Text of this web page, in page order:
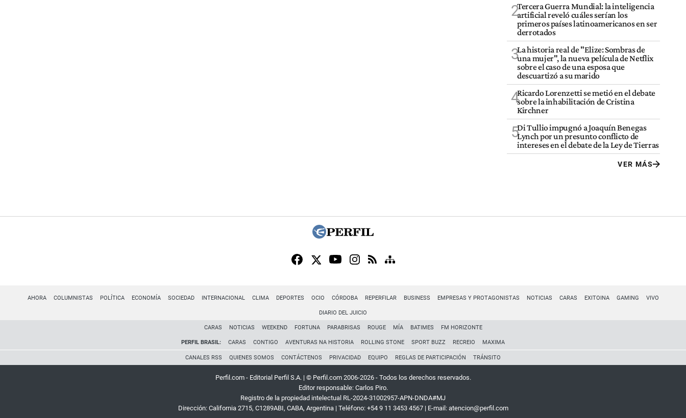
2Tercera Guerra Mundial: la inteligencia
artificial reveló cuáles serían los
primeros países latinoamericanos en ser
derrotados
3La historia real de "Elize: Sombras de
una mujer", la nueva película de Netflix
sobre el caso de una esposa que
descuartizó a su marido
4Ricardo Lorenzetti se metió en el debate
sobre la inhabilitación de Cristina
Kirchner
5Di Tullio impugnó a Joaquín Benegas
Lynch por un presunto conflicto de
intereses en el debate de la Ley de Tierras
VER MÁS
AHORA COLUMNISTAS POLÍTICA ECONOMÍA SOCIEDAD INTERNACIONAL CLIMA DEPORTES OCIO CÓRDOBA REPERFILAR BUSINESS EMPRESAS Y PROTAGONISTAS NOTICIAS CARAS EXITOINA GAMING VIVO
DIARIO DEL JUICIO
CARAS NOTICIAS WEEKEND FORTUNA PARABRISAS ROUGE MÍA BATIMES FM HORIZONTE
PERFIL BRASIL: CARAS CONTIGO AVENTURAS NA HISTORIA ROLLING STONE SPORT BUZZ RECREIO MAXIMA
CANALES RSS QUIENES SOMOS CONTÁCTENOS PRIVACIDAD EQUIPO REGLAS DE PARTICIPACIÓN TRÁNSITO
Perfil.com - Editorial Perfil S.A. | © Perfil.com 2006-2026 - Todos los derechos reservados.
Editor responsable: Carlos Piro.
Registro de la propiedad intelectual RL-2024-31002957-APN-DNDA#MJ
Dirección: California 2715, C1289ABI, CABA, Argentina| Teléfono: +54 9 11 3453 4567| E-mail: atencion@perfil.com